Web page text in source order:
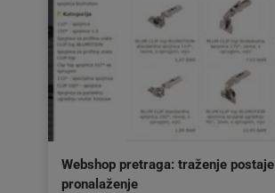
Webshop pretraga: traženje postaje
pronalaženje